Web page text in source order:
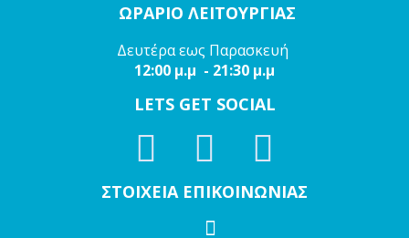
ΩΡΑΡΙΟ ΛΕΙΤΟΥΡΓΙΑΣ
Δευτέρα εως Παρασκευή
12:00 μ.μ - 21:30 μ.μ
LETS GET SOCIAL
ΣΤΟΙΧΕΙΑ ΕΠΙΚΟΙΝΩΝΙΑΣ